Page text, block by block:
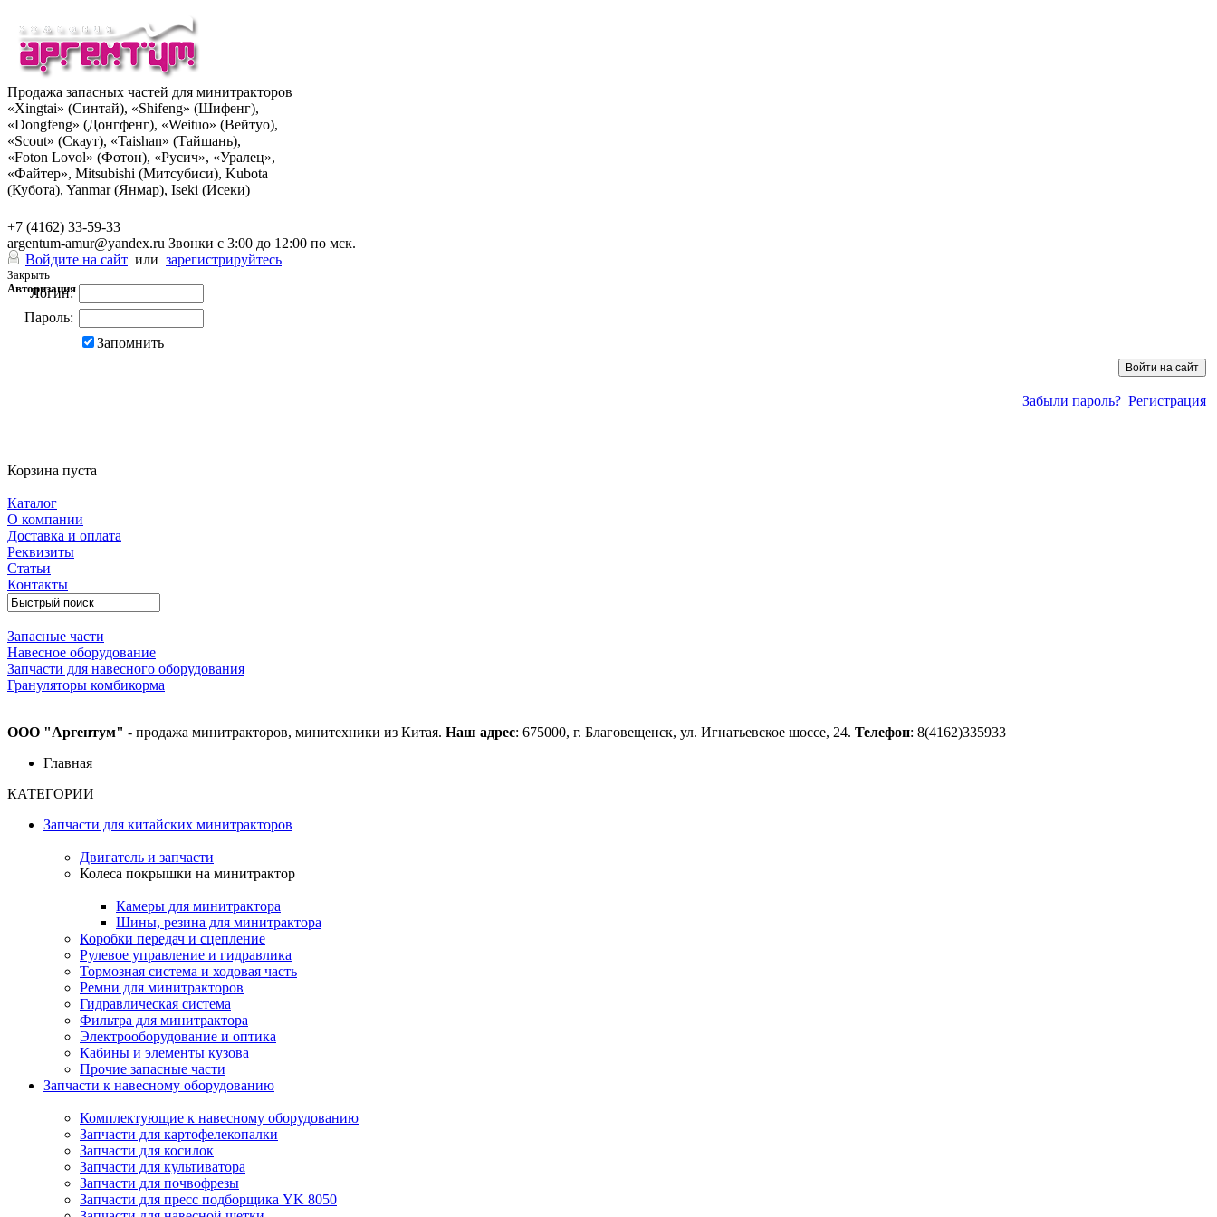
Продажа запасных частей для минитракторов
«Xingtai» (Синтай), «Shifeng» (Шифенг),
«Dongfeng» (Донгфенг), «Weituo» (Вейтуо),
«Scout» (Скаут), «Taishan» (Тайшань),
«Foton Lovol» (Фотон), «Русич», «Уралец»,
«Файтер», Mitsubishi (Митсубиси), Kubota
(Кубота), Yanmar (Янмар), Iseki (Исеки)
+7 (4162) 33-59-33
argentum-amur@yandex.ru Звонки с 3:00 до 12:00 по мск.
Войдите на сайт или зарегистрируйтесь
Закрыть
Авторизация
Логин:
Пароль:
Запомнить
Забыли пароль? Регистрация
Корзина пуста
Каталог
О компании
Доставка и оплата
Реквизиты
Статьи
Контакты
Запасные части
Навесное оборудование
Запчасти для навесного оборудования
Грануляторы комбикорма
ООО "Аргентум" - продажа минитракторов, минитехники из Китая. Наш адрес: 675000, г. Благовещенск, ул. Игнатьевское шоссе, 24. Телефон: 8(4162)335933
Главная
КАТЕГОРИИ
Запчасти для китайских минитракторов
Двигатель и запчасти
Колеса покрышки на минитрактор
Камеры для минитрактора
Шины, резина для минитрактора
Коробки передач и сцепление
Рулевое управление и гидравлика
Тормозная система и ходовая часть
Ремни для минитракторов
Гидравлическая система
Фильтра для минитрактора
Электрооборудование и оптика
Кабины и элементы кузова
Прочие запасные части
Запчасти к навесному оборудованию
Комплектующие к навесному оборудованию
Запчасти для картофелекопалки
Запчасти для косилок
Запчасти для культиватора
Запчасти для почвофрезы
Запчасти для пресс подборщика YK 8050